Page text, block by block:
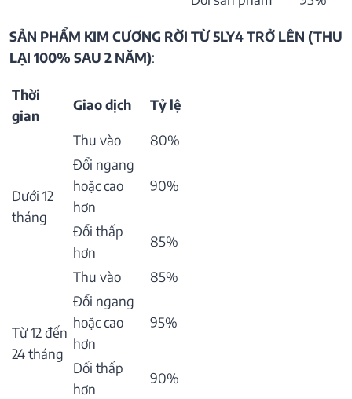
SẢN PHẨM KIM CƯƠNG RỜI TỪ 5LY4 TRỞ LÊN (THU
LẠI 100% SAU 2 NĂM):
Thời
gian
Giao dịch Tỷ lệ
Dưới 12
tháng
Thu vào
80%
Đổi ngang
hoặc cao
hơn
90%
Đổi thấp
hơn
85%
Từ 12 đến
24 tháng
Thu vào
85%
Đổi ngang
hoặc cao
hơn
95%
Đổi thấp
hơn
90%